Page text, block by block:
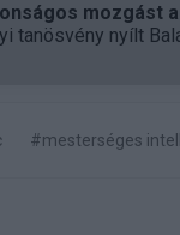
mozgást
tanösvény nyílt
#mesterséges